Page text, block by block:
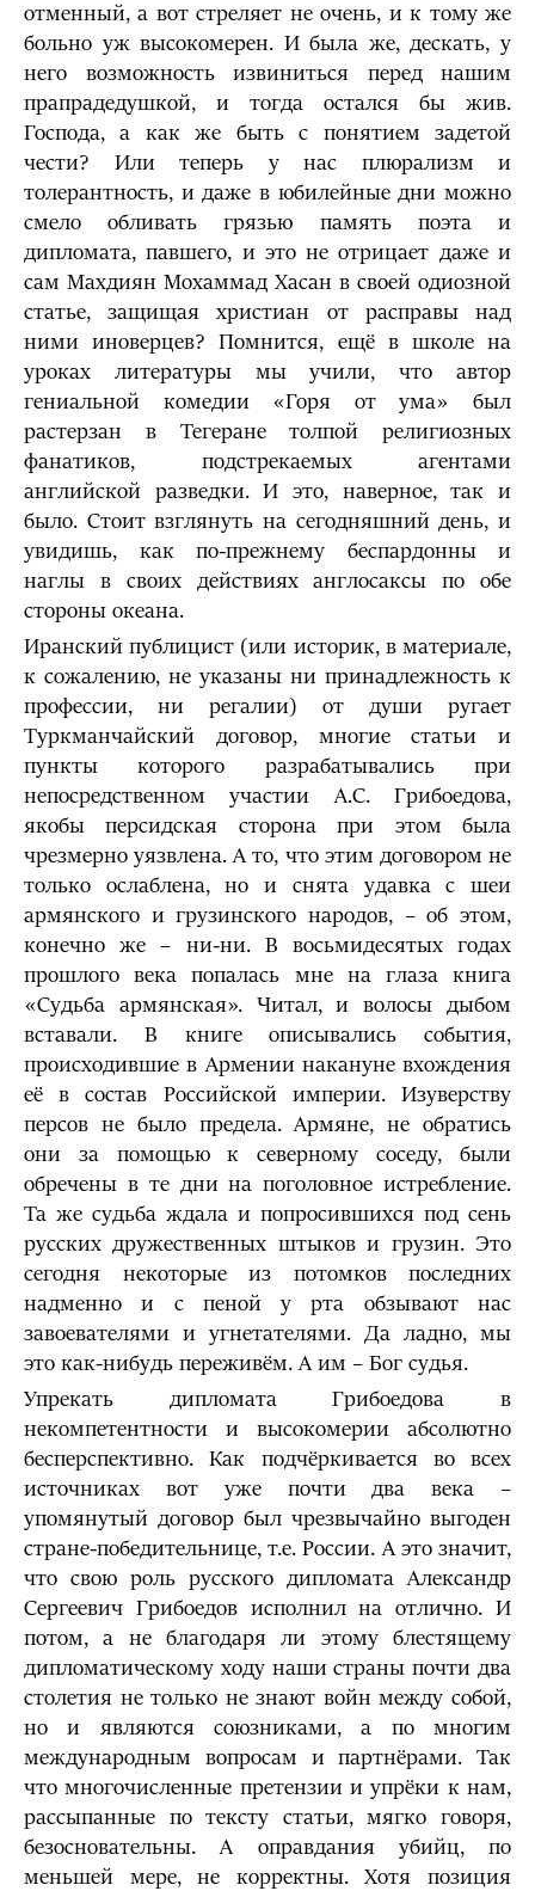
отменный, а вот стреляет не очень, и к тому же
больно уж высокомерен. И была же, дескать, у
него возможность извиниться перед нашим
прапрадедушкой, и тогда остался бы жив.
Господа, а как же быть с понятием задетой
чести? Или теперь у нас плюрализм и
толерантность, и даже в юбилейные дни можно
смело обливать грязью память поэта и
дипломата, павшего, и это не отрицает даже и
сам Махдиян Мохаммад Хасан в своей одиозной
статье, защищая христиан от расправы над
ними иноверцев? Помнится, ещё в школе на
уроках литературы мы учили, что автор
гениальной комедии «Горя от ума» был
растерзан в Тегеране толпой религиозных
фанатиков, подстрекаемых агентами
английской разведки. И это, наверное, так и
было. Стоит взглянуть на сегодняшний день, и
увидишь, как по-прежнему беспардонны и
наглы в своих действиях англосаксы по обе
стороны океана.
Иранский публицист (или историк, в материале,
к сожалению, не указаны ни принадлежность к
профессии, ни регалии) от души ругает
Туркманчайский договор, многие статьи и
пункты которого разрабатывались при
непосредственном участии А.С. Грибоедова,
якобы персидская сторона при этом была
чрезмерно уязвлена. А то, что этим договором не
только ослаблена, но и снята удавка с шеи
армянского и грузинского народов, – об этом,
конечно же – ни-ни. В восьмидесятых годах
прошлого века попалась мне на глаза книга
«Судьба армянская». Читал, и волосы дыбом
вставали. В книге описывались события,
происходившие в Армении накануне вхождения
её в состав Российской империи. Изуверству
персов не было предела. Армяне, не обратись
они за помощью к северному соседу, были
обречены в те дни на поголовное истребление.
Та же судьба ждала и попросившихся под сень
русских дружественных штыков и грузин. Это
сегодня некоторые из потомков последних
надменно и с пеной у рта обзывают нас
завоевателями и угнетателями. Да ладно, мы
это как-нибудь переживём. А им – Бог судья.
Упрекать дипломата Грибоедова в
некомпетентности и высокомерии абсолютно
бесперспективно. Как подчёркивается во всех
источниках вот уже почти два века –
упомянутый договор был чрезвычайно выгоден
стране-победительнице, т.е. России. А это значит,
что свою роль русского дипломата Александр
Сергеевич Грибоедов исполнил на отлично. И
потом, а не благодаря ли этому блестящему
дипломатическому ходу наши страны почти два
столетия не только не знают войн между собой,
но и являются союзниками, а по многим
международным вопросам и партнёрами. Так
что многочисленные претензии и упрёки к нам,
рассыпанные по тексту статьи, мягко говоря,
безосновательны. А оправдания убийц, по
меньшей мере, не корректны. Хотя позиция